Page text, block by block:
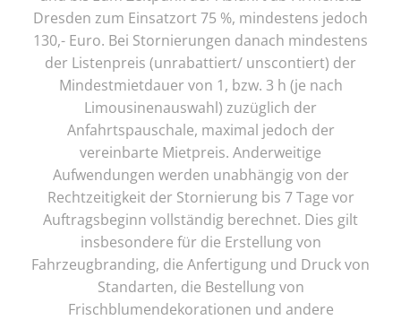
Dresden zum Einsatzort 75 %, mindestens jedoch
130,- Euro. Bei Stornierungen danach mindestens
der Listenpreis (unrabattiert/ unscontiert) der
Mindestmietdauer von 1, bzw. 3 h (je nach
Limousinenauswahl) zuzüglich der
Anfahrtspauschale, maximal jedoch der
vereinbarte Mietpreis. Anderweitige
Aufwendungen werden unabhängig von der
Rechtzeitigkeit der Stornierung bis 7 Tage vor
Auftragsbeginn vollständig berechnet. Dies gilt
insbesondere für die Erstellung von
Fahrzeugbranding, die Anfertigung und Druck von
Standarten, die Bestellung von
Frischblumendekorationen und andere